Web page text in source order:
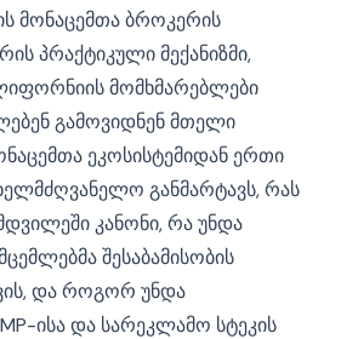
მონაცემთა ბროკერის
პრაქტიკული მექანიზმი,
მომხმარებლები
გამოვიდნენ მთელი
ეკოსისტემიდან ერთი
განმარტავს, რას
კანონი, რა უნდა
შესაბამისობის
და როგორ უნდა
ისა და სარეკლამო სტეკის